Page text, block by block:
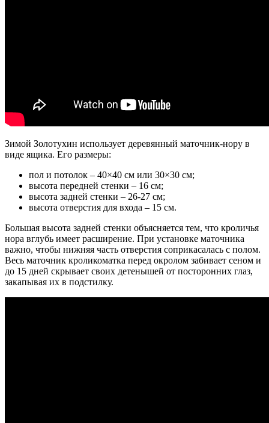
Зимой Золотухин использует деревянный маточник-нору в
виде ящика. Его размеры:
пол и потолок – 40×40 см или 30×30 см;
высота передней стенки – 16 см;
высота задней стенки – 26-27 см;
высота отверстия для входа – 15 см.
Большая высота задней стенки объясняется тем, что кроличья
нора вглубь имеет расширение. При установке маточника
важно, чтобы нижняя часть отверстия соприкасалась с полом.
Весь маточник кроликоматка перед окролом забивает сеном и
до 15 дней скрывает своих детенышей от посторонних глаз,
закапывая их в подстилку.